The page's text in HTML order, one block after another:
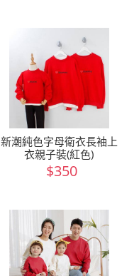
新潮純色字母衛衣長袖上
衣親子裝(紅色)
$350